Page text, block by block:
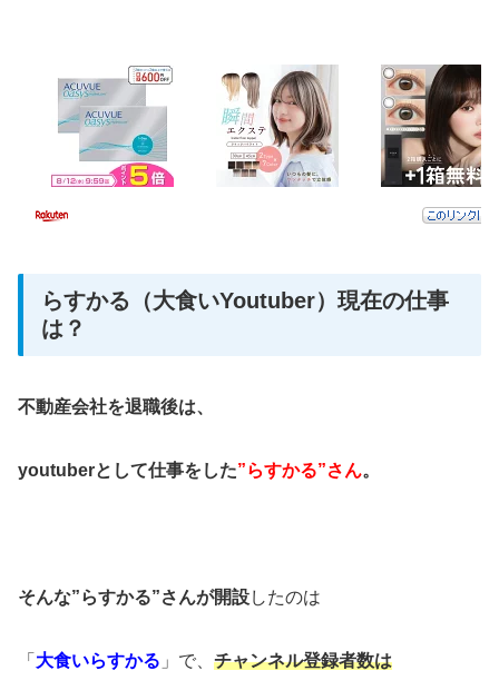
らすかる（大食いYoutuber）現在の仕事
は？
不動産会社を退職後は、
youtuberとして仕事をした”らすかる”さん。
そんな”らすかる”さんが開設したのは
「 大食いらすかる 」で、 チャンネル登録者数は